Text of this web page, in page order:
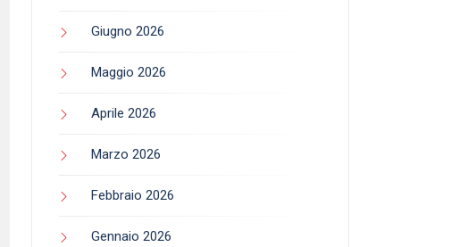
Giugno 2026
Maggio 2026
Aprile 2026
Marzo 2026
Febbraio 2026
Gennaio 2026